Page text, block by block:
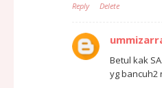
Reply Delete
Betul kak
yg bancuh2